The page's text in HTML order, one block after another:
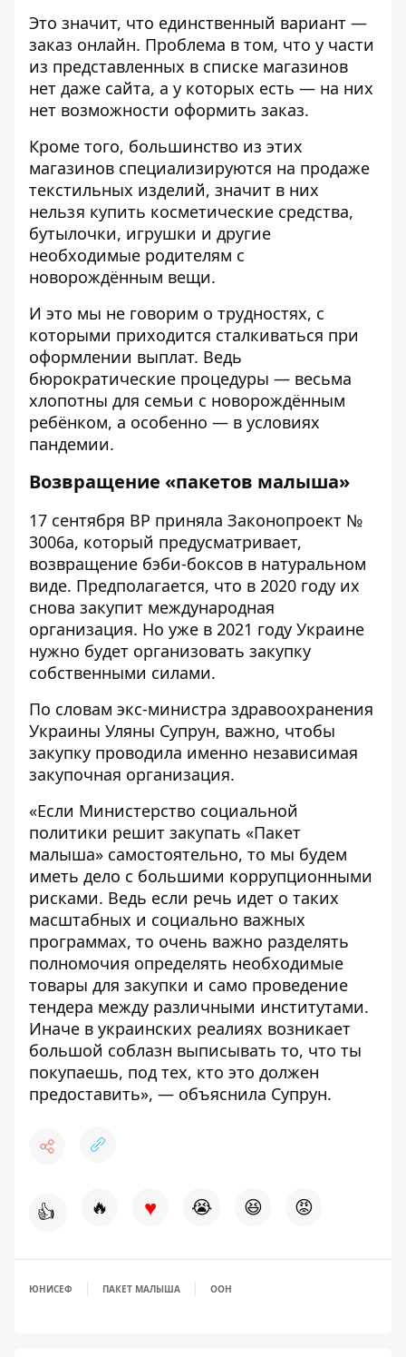
Это значит, что единственный вариант —
заказ онлайн. Проблема в том, что у части
из представленных в списке магазинов
нет даже сайта, а у которых есть — на них
нет возможности оформить заказ.
Кроме того, большинство из этих
магазинов специализируются на продаже
текстильных изделий, значит в них
нельзя купить косметические средства,
бутылочки, игрушки и другие
необходимые родителям с
новорождённым вещи.
И это мы не говорим о трудностях, с
которыми приходится сталкиваться при
оформлении выплат. Ведь
бюрократические процедуры — весьма
хлопотны для семьи с новорождённым
ребёнком, а особенно — в условиях
пандемии.
Возвращение «пакетов малыша»
17 сентября ВР приняла Законопроект №
3006а, который предусматривает,
возвращение бэби-боксов в натуральном
виде. Предполагается, что в 2020 году их
снова закупит международная
организация. Но уже в 2021 году Украине
нужно будет организовать закупку
собственными силами.
По словам экс-министра здравоохранения
Украины Уляны Супрун, важно, чтобы
закупку проводила именно независимая
закупочная организация.
«Если Министерство социальной
политики решит закупать «Пакет
малыша» самостоятельно, то мы будем
иметь дело с большими коррупционными
рисками. Ведь если речь идет о таких
масштабных и социально важных
программах, то очень важно разделять
полномочия определять необходимые
товары для закупки и само проведение
тендера между различными институтами.
Иначе в украинских реалиях возникает
большой соблазн выписывать то, что ты
покупаешь, под тех, кто это должен
предоставить», — объяснила Супрун.
👍 🔥 ♥ 😭 😆 😡
ЮНИСЕФ ПАКЕТ МАЛЫША ООН